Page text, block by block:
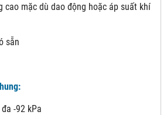
cao mặc dù dao động hoặc áp suất khí
sẵn
-92 kPa